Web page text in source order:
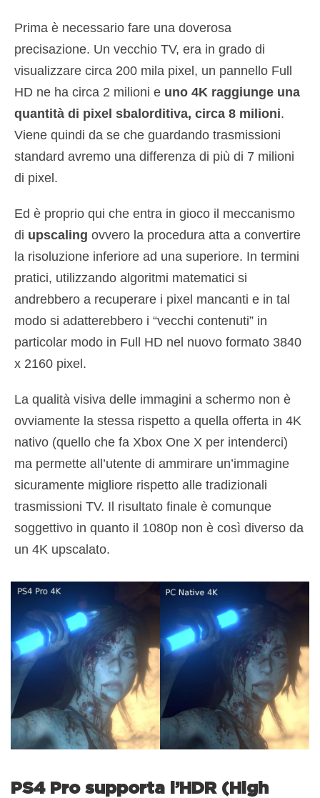
Prima è necessario fare una doverosa
precisazione. Un vecchio TV, era in grado di
visualizzare circa 200 mila pixel, un pannello Full
HD ne ha circa 2 milioni e uno 4K raggiunge una
quantità di pixel sbalorditiva, circa 8 milioni.
Viene quindi da se che guardando trasmissioni
standard avremo una differenza di più di 7 milioni
di pixel.
Ed è proprio qui che entra in gioco il meccanismo
di upscaling ovvero la procedura atta a convertire
la risoluzione inferiore ad una superiore. In termini
pratici, utilizzando algoritmi matematici si
andrebbero a recuperare i pixel mancanti e in tal
modo si adatterebbero i “vecchi contenuti” in
particolar modo in Full HD nel nuovo formato 3840
x 2160 pixel.
La qualità visiva delle immagini a schermo non è
ovviamente la stessa rispetto a quella offerta in 4K
nativo (quello che fa Xbox One X per intenderci)
ma permette all’utente di ammirare un’immagine
sicuramente migliore rispetto alle tradizionali
trasmissioni TV. Il risultato finale è comunque
soggettivo in quanto il 1080p non è così diverso da
un 4K upscalato.
PS4 Pro supporta l’HDR (High